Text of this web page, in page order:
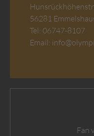
56281
Tel: 06747-8107
Email:
Fan